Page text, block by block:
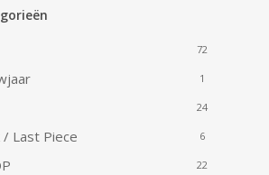
72
1
24
Last Piece 6
22